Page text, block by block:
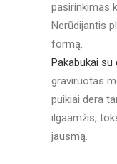
pasirinkimas
Nerūdijantis
formą.
Pakabukai
graviruotas
puikiai dera
ilgaamžis,
jausmą.